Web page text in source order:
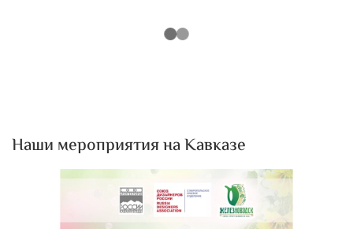
Наши мероприятия на Кавказе